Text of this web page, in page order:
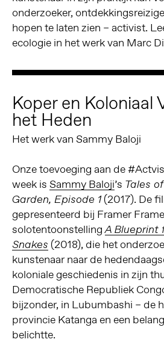
onderzoeker,
hopen te laten zien – activist.
ecologie in het werk van Marc
Koper en Koloniaal
het Heden
Het werk van Sammy Baloji
Onze toevoeging aan de
week is Sammy Baloji’s Tales
Garden, Episode 1(2017). De
gepresenteerd bij Framer
solotentoonstellingA Blueprint
Snakes (2018), die het
kunstenaar naar de
koloniale geschiedenis in zijn
Democratische Republiek
bijzonder, in Lubumbashi – de
provincie Katanga en een
belichtte.